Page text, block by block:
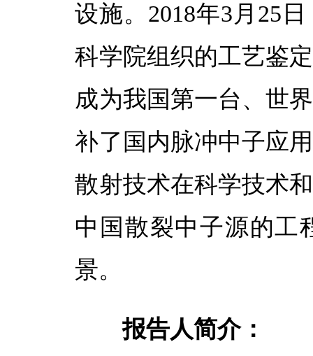
设施。2018年3月25
科学院组织的工艺鉴
成为我国第一台、世
补了国内脉冲中子应
散射技术在科学技术
中国散裂中子源的工
景。
报告人简介：